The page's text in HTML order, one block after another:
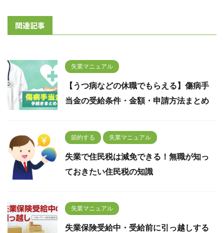
関連記事
失業マニュアル
【うつ病などの休職でもらえる】傷病手
当金の受給条件・金額・申請方法まとめ
節約する 失業マニュアル
失業で住民税は減免できる！無職が知っ
ておきたい住民税の知識
失業マニュアル
失業保険受給中・受給前に引っ越しする